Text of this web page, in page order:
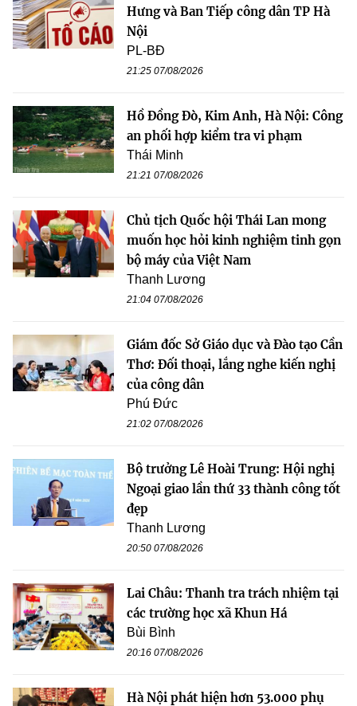
Hưng và Ban Tiếp công dân TP Hà
Nội
PL-BĐ
21:25 07/08/2026
Hồ Đồng Đò, Kim Anh, Hà Nội: Công
an phối hợp kiểm tra vi phạm
Thái Minh
21:21 07/08/2026
Chủ tịch Quốc hội Thái Lan mong
muốn học hỏi kinh nghiệm tinh gọn
bộ máy của Việt Nam
Thanh Lương
21:04 07/08/2026
Giám đốc Sở Giáo dục và Đào tạo Cần
Thơ: Đối thoại, lắng nghe kiến nghị
của công dân
Phú Đức
21:02 07/08/2026
Bộ trưởng Lê Hoài Trung: Hội nghị
Ngoại giao lần thứ 33 thành công tốt
đẹp
Thanh Lương
20:50 07/08/2026
Lai Châu: Thanh tra trách nhiệm tại
các trường học xã Khun Há
Bùi Bình
20:16 07/08/2026
Hà Nội phát hiện hơn 53.000 phụ